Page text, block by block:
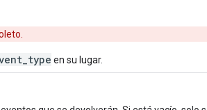
en su lugar.